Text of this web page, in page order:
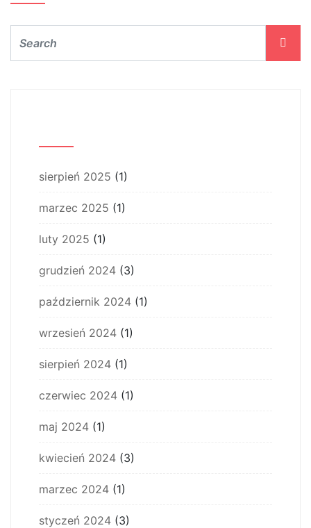
sierpień 2025 (1)
marzec 2025 (1)
luty 2025 (1)
grudzień 2024 (3)
październik 2024 (1)
wrzesień 2024 (1)
sierpień 2024 (1)
czerwiec 2024 (1)
maj 2024 (1)
kwiecień 2024 (3)
marzec 2024 (1)
styczeń 2024 (3)